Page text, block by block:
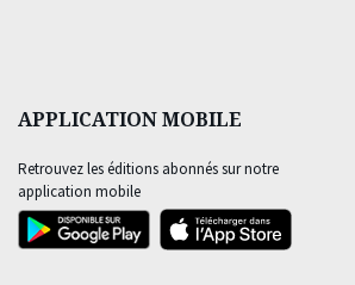
APPLICATION MOBILE
Retrouvez les éditions abonnés sur notre
application mobile